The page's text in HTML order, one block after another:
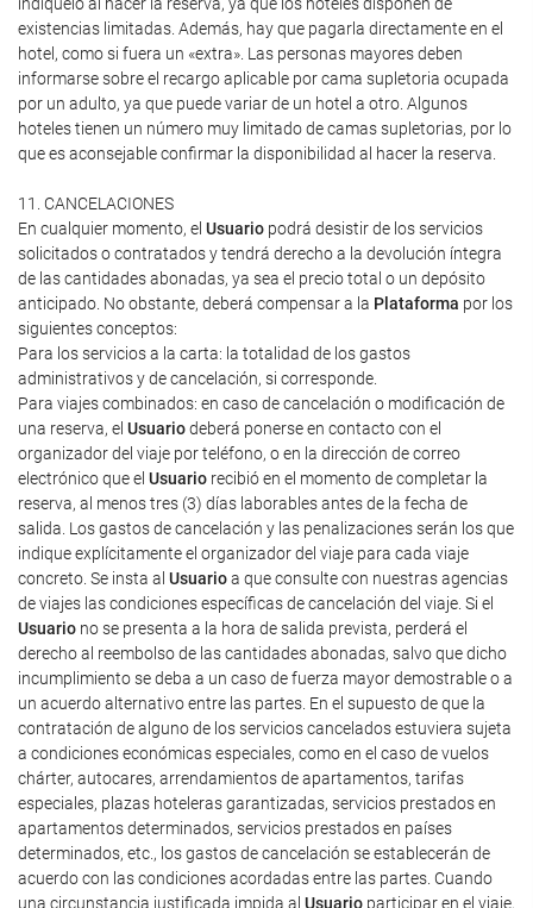
existencias limitadas. Además, hay que pagarla directamente en el
hotel, como si fuera un «extra». Las personas mayores deben
informarse sobre el recargo aplicable por cama supletoria ocupada
por un adulto, ya que puede variar de un hotel a otro. Algunos
hoteles tienen un número muy limitado de camas supletorias, por lo
que es aconsejable confirmar la disponibilidad al hacer la reserva.
11. CANCELACIONES
En cualquier momento, el Usuario podrá desistir de los servicios
solicitados o contratados y tendrá derecho a la devolución íntegra
de las cantidades abonadas, ya sea el precio total o un depósito
anticipado. No obstante, deberá compensar a la Plataforma por los
siguientes conceptos:
Para los servicios a la carta: la totalidad de los gastos
administrativos y de cancelación, si corresponde.
Para viajes combinados: en caso de cancelación o modificación de
una reserva, el Usuariodeberá ponerse en contacto con el
organizador del viaje por teléfono, o en la dirección de correo
electrónico que el Usuario recibió en el momento de completar la
reserva, al menos tres (3) días laborables antes de la fecha de
salida. Los gastos de cancelación y las penalizaciones serán los que
indique explícitamente el organizador del viaje para cada viaje
concreto. Se insta al Usuarioa que consulte con nuestras agencias
de viajes las condiciones específicas de cancelación del viaje. Si el
Usuario no se presenta a la hora de salida prevista, perderá el
derecho al reembolso de las cantidades abonadas, salvo que dicho
incumplimiento se deba a un caso de fuerza mayor demostrable o a
un acuerdo alternativo entre las partes. En el supuesto de que la
contratación de alguno de los servicios cancelados estuviera sujeta
a condiciones económicas especiales, como en el caso de vuelos
chárter, autocares, arrendamientos de apartamentos, tarifas
especiales, plazas hoteleras garantizadas, servicios prestados en
apartamentos determinados, servicios prestados en países
determinados, etc., los gastos de cancelación se establecerán de
acuerdo con las condiciones acordadas entre las partes. Cuando
una circunstancia justificada impida al Usuario participar en el viaje,